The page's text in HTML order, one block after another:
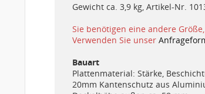
Gewicht ca. 3,9 kg, Artikel-Nr.
Sie benötigen eine andere
Verwenden Sie unser
Bauart
Plattenmaterial: Stärke,
20mm Kantenschutz aus